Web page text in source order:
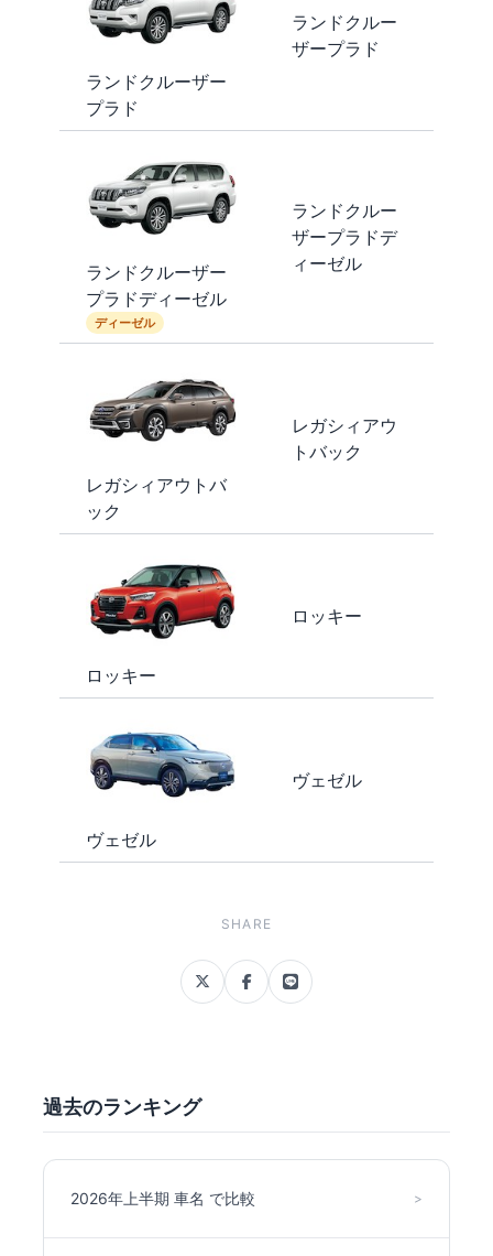
ランドクルーザー
プラド
ランドクルー
ザープラド
ランドクルーザー
プラドディーゼル
ディーゼル
ランドクルー
ザープラドデ
ィーゼル
レガシィアウトバ
ック
レガシィアウ
トバック
ロッキー
ロッキー
ヴェゼル
ヴェゼル
SHARE
過去のランキング
2026年上半期 車名 で比較 >